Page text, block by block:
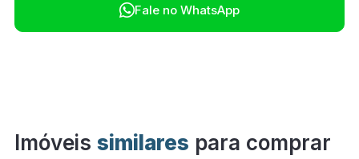
Fale no WhatsApp
Imóveis similares para comprar